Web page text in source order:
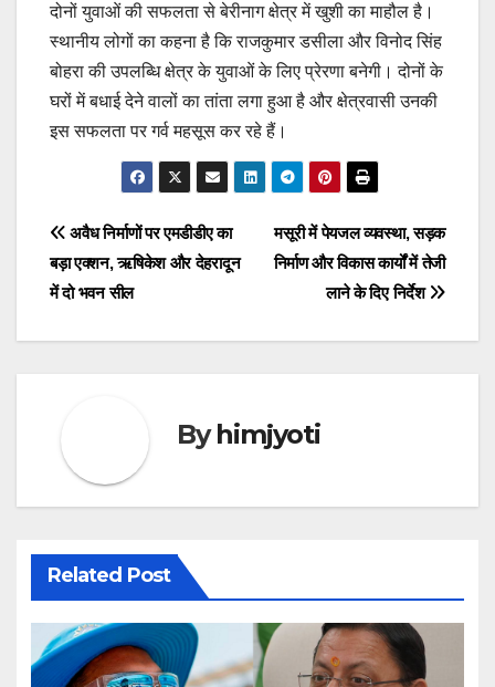
दोनों युवाओं की सफलता से बेरीनाग क्षेत्र में खुशी का माहौल है।
स्थानीय लोगों का कहना है कि राजकुमार डसीला और विनोद सिंह
बोहरा की उपलब्धि क्षेत्र के युवाओं के लिए प्रेरणा बनेगी। दोनों के
घरों में बधाई देने वालों का तांता लगा हुआ है और क्षेत्रवासी उनकी
इस सफलता पर गर्व महसूस कर रहे हैं।
Post
navigation
मसूरी में पेयजल व्यवस्था, सड़क
निर्माण और विकास कार्यों में तेजी
लाने के दिए निर्देश
अवैध निर्माणों पर एमडीडीए का
बड़ा एक्शन, ऋषिकेश और देहरादून
में दो भवन सील
Byhimjyoti
Related Post